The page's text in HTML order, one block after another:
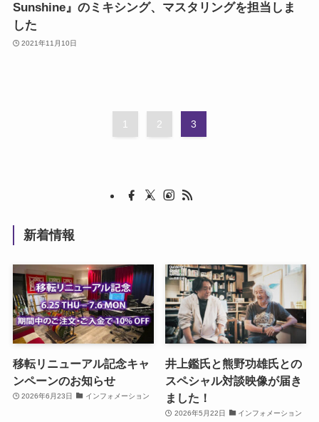
Sunshine』のミキシング、マスタリングを担当しま
した
2021年11月10日
1 2 3
新着情報
移転リニューアル記念キャ
ンペーンのお知らせ
2026年6月23日 インフォメーション
井上鑑氏と熊野功雄氏との
スペシャル対談映像が届き
ました！
2026年5月22日 インフォメーション